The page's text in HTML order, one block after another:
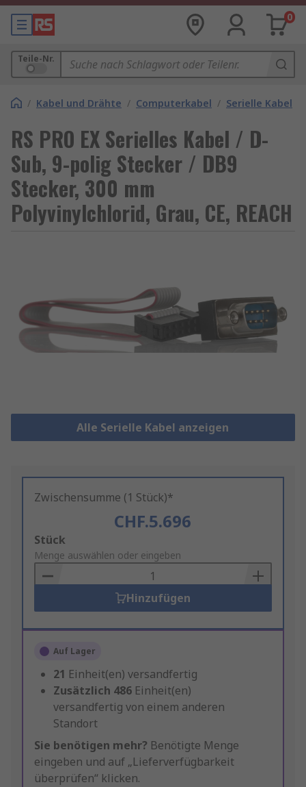
0
Teile-Nr.
/ Kabel und Drähte / Computerkabel / Serielle Kabel
RS PRO EX Serielles Kabel / D-
Sub, 9-polig Stecker / DB9
Stecker, 300 mm
Polyvinylchlorid, Grau, CE, REACH
Alle Serielle Kabel anzeigen
Zwischensumme (1 Stück)*
CHF.5.696
Add
to
Basket
Stück
Menge auswählen oder eingeben
Hinzufügen
Auf Lager
21 Einheit(en) versandfertig
Zusätzlich 486 Einheit(en)
versandfertig von einem anderen
Standort
Sie benötigen mehr? Benötigte Menge
eingeben und auf „Lieferverfügbarkeit
überprüfen“ klicken.